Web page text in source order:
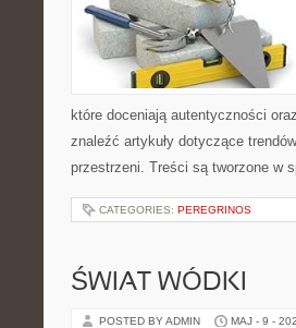
które doceniają autentyczności
znaleźć artykuły dotyczące
przestrzeni. Treści są tworzone w
CATEGORIES: PEREGRINOS
ŚWIAT WÓDKI
POSTED BY ADMIN MAJ - 9 -